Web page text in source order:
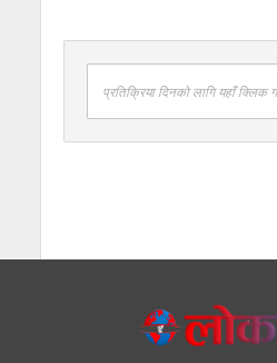
प्रतिक्रिया दिनको लागि यहाँ क्लिक